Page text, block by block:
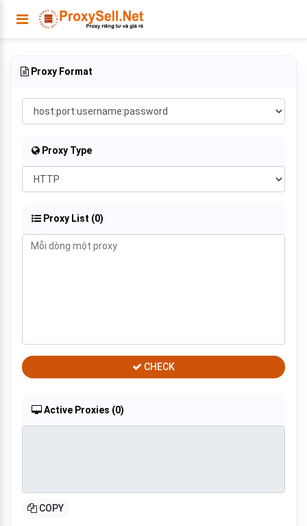
Proxy Format
Proxy Type
Proxy List (0)
CHECK
Active Proxies (0)
COPY